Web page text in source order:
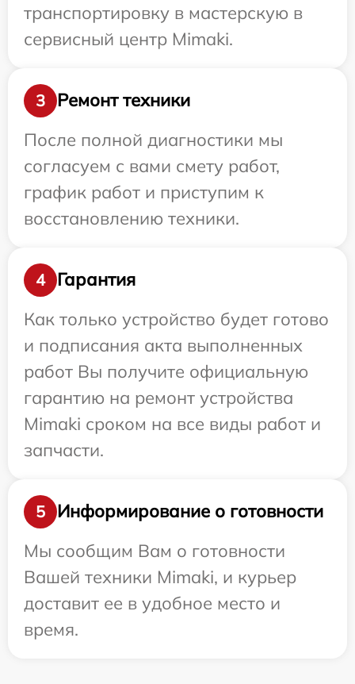
транспортировку в мастерскую в
сервисный центр Mimaki.
3
Ремонт техники
После полной диагностики мы
согласуем с вами смету работ,
график работ и приступим к
восстановлению техники.
4
Гарантия
Как только устройство будет готово
и подписания акта выполненных
работ Вы получите официальную
гарантию на ремонт устройства
Mimaki сроком на все виды работ и
запчасти.
5
Информирование о готовности
Мы сообщим Вам о готовности
Вашей техники Mimaki, и курьер
доставит ее в удобное место и
время.